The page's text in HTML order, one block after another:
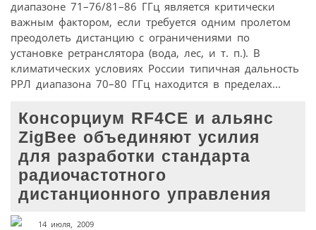
диапазоне 71–76/81–86 ГГц является критически
важным фактором, если требуется одним пролетом
преодолеть дистанцию с ограничениями по
установке ретранслятора (вода, лес, и т. п.). В
климатических условиях России типичная дальность
РРЛ диапазона 70–80 ГГц находится в пределах...
Консорциум RF4CE и альянс
ZigBee объединяют усилия
для разработки стандарта
радиочастотного
дистанционного управления
14 июля, 2009